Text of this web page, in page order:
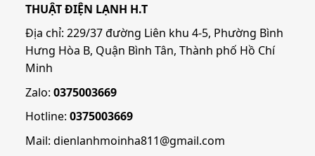
THUẬT ĐIỆN LẠNH H.T
Địa chỉ: 229/37 đường Liên khu 4-5, Phường Bình
Hưng Hòa B, Quận Bình Tân, Thành phố Hồ Chí
Minh
Zalo: 0375003669
Hotline: 0375003669
Mail: dienlanhmoinha811@gmail.com